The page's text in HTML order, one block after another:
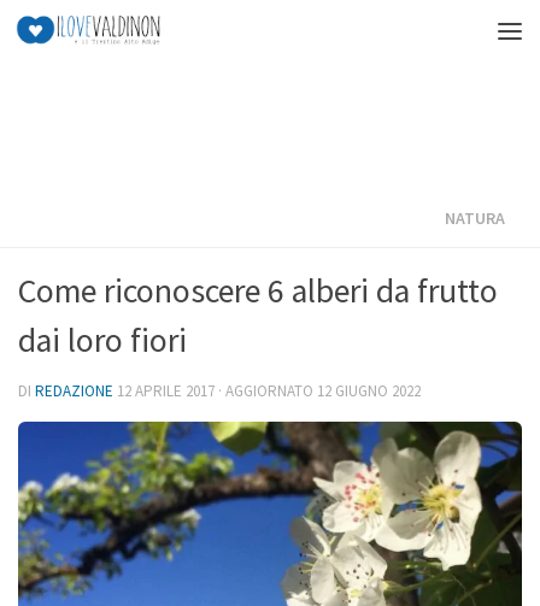
Salta al contenuto
NATURA
Come riconoscere 6 alberi da frutto
dai loro fiori
DI REDAZIONE 12 APRILE 2017 · AGGIORNATO 12 GIUGNO 2022